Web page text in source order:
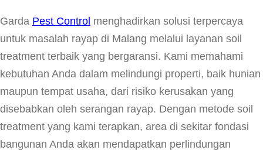
Garda Pest Control menghadirkan solusi terpercaya
untuk masalah rayap di Malang melalui layanan soil
treatment terbaik yang bergaransi. Kami memahami
kebutuhan Anda dalam melindungi properti, baik hunian
maupun tempat usaha, dari risiko kerusakan yang
disebabkan oleh serangan rayap. Dengan metode soil
treatment yang kami terapkan, area di sekitar fondasi
bangunan Anda akan mendapatkan perlindungan